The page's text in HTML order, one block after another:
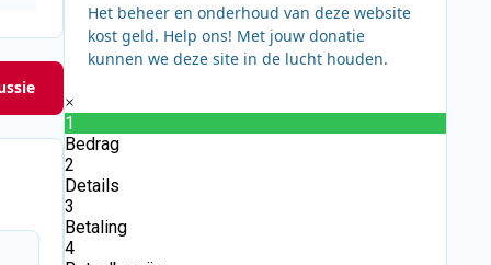
Het beheer en onderhoud van deze website
kost geld. Help ons! Met jouw donatie
kunnen we deze site in de lucht houden.